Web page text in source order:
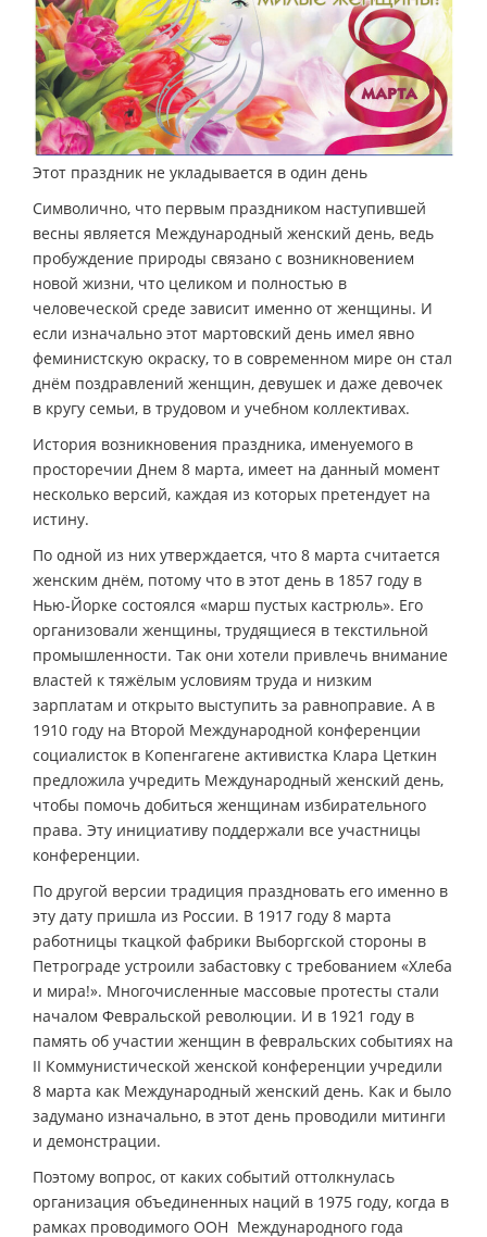
Этот праздник не укладывается в один день
Символично, что первым праздником наступившей
весны является Международный женский день, ведь
пробуждение природы связано с возникновением
новой жизни, что целиком и полностью в
человеческой среде зависит именно от женщины. И
если изначально этот мартовский день имел явно
феминистскую окраску, то в современном мире он стал
днём поздравлений женщин, девушек и даже девочек
в кругу семьи, в трудовом и учебном коллективах.
История возникновения праздника, именуемого в
просторечии Днем 8 марта, имеет на данный момент
несколько версий, каждая из которых претендует на
истину.
По одной из них утверждается, что 8 марта считается
женским днём, потому что в этот день в 1857 году в
Нью-Йорке состоялся «марш пустых кастрюль». Его
организовали женщины, трудящиеся в текстильной
промышленности. Так они хотели привлечь внимание
властей к тяжёлым условиям труда и низким
зарплатам и открыто выступить за равноправие. А в
1910 году на Второй Международной конференции
социалисток в Копенгагене активистка Клара Цеткин
предложила учредить Международный женский день,
чтобы помочь добиться женщинам избирательного
права. Эту инициативу поддержали все участницы
конференции.
По другой версии традиция праздновать его именно в
эту дату пришла из России. В 1917 году 8 марта
работницы ткацкой фабрики Выборгской стороны в
Петрограде устроили забастовку с требованием «Хлеба
и мира!». Многочисленные массовые протесты стали
началом Февральской революции. И в 1921 году в
память об участии женщин в февральских событиях на
II Коммунистической женской конференции учредили
8 марта как Международный женский день. Как и было
задумано изначально, в этот день проводили митинги
и демонстрации.
Поэтому вопрос, от каких событий оттолкнулась
организация объединенных наций в 1975 году, когда в
рамках проводимого ООН Международного года